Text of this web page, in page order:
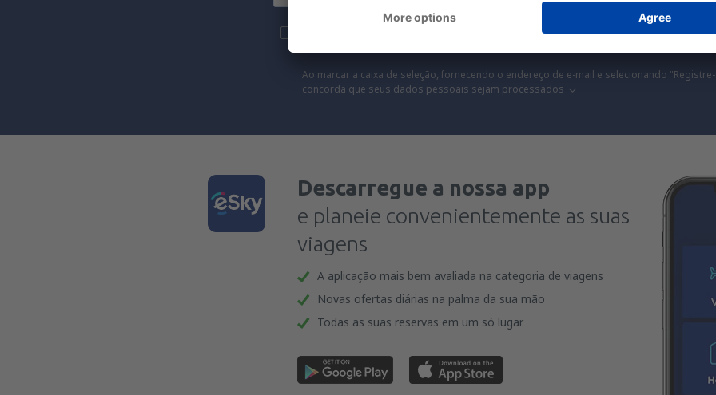
Mais viagens com ótimos preços na nossa newsletter.Aceito receber informações
Ao marcar a caixa de seleção, fornecendo o endereço de e-mail e selecionando
concorda que seus dados pessoais sejam processados
Descarregue a nossa app
e planeie convenientemente as suas
viagens
A aplicação mais bem avaliada na categoria de viagens
Novas ofertas diárias na palma da sua mão
Todas as suas reservas em um só lugar